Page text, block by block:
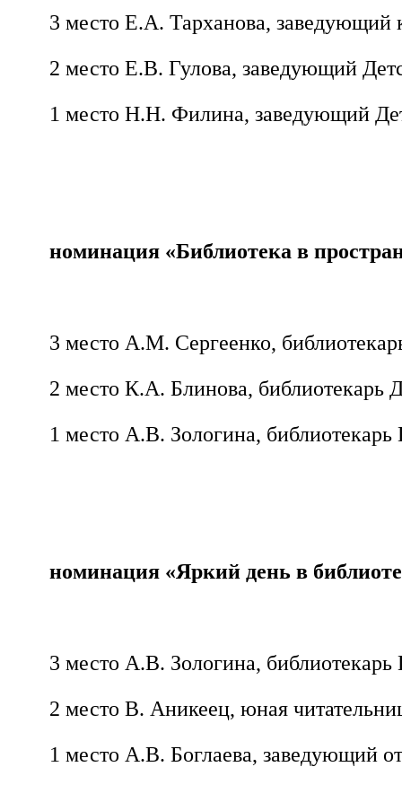
3 место Е.А. Тарханова, заведующий
2 место Е.В. Гулова, заведующий
1 место Н.Н. Филина, заведующий
номинация «Библиотека в
3 место А.М. Сергеенко,
2 место К.А. Блинова,
1 место А.В. Зологина,
номинация «Яркий день в
3 место А.В. Зологина,
2 место В. Аникеец, юная
1 место А.В. Боглаева, заведующий